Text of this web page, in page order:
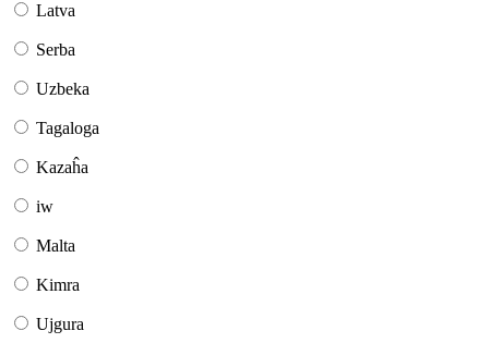
Latva
Serba
Uzbeka
Tagaloga
Kazaĥa
iw
Malta
Kimra
Ujgura